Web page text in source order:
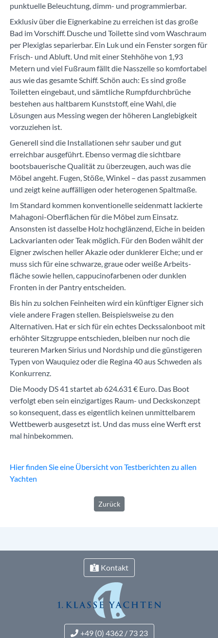
punktuelle Beleuchtung, dimm- und programmierbar.
Exklusiv über die Eignerkabine zu erreichen ist das große
Bad im Vorschiff. Dusche und Toilette sind vom Waschraum
per Plexiglas separierbar. Ein Luk und ein Fenster sorgen für
Frisch- und Abluft. Und mit einer Stehhöhe von 1,93
Metern und viel Fußraum fällt die Nasszelle so komfortabel
aus wie das gesamte Schiff. Schön auch: Es sind große
Toiletten eingebaut, und sämt­liche Rumpfdurchbrüche
bestehen aus haltbarem Kunststoff, eine Wahl, die
Lösungen aus Messing wegen der höheren Langlebigkeit
vorzuziehen ist.
Generell sind die Installationen sehr sauber und gut
erreichbar ausgeführt. Ebenso vermag die sichtbare
bootsbauerische Qualität zu überzeugen, auch was die
Möbel angeht. Fugen, Stöße, Winkel – das passt zusammen
und zeigt keine auffälligen oder heterogenen Spaltmaße.
Im Standard kommen konventionelle seidenmatt lackierte
Mahagoni-Oberflächen für die Möbel zum Einsatz.
Ansonsten ist dasselbe Holz hochglänzend, Eiche in beiden
Lackvarianten oder Teak möglich. Für den Boden wählt der
Eigner zwischen heller Akazie oder dunklerer Eiche; und er
muss sich für eine schwarze, graue oder weiße Arbeits­
fläche sowie hellen, cappucinofarbenen oder dunklen
Fronten in der Pantry entscheiden.
Bis hin zu solchen Feinheiten wird ein künftiger Eigner sich
viele andere Fragen stellen. Beispielsweise zu den
Alternativen. Hat er sich für ein echtes Deckssalonboot mit
erhöhter Sitzgruppe entschieden, bleiben nur noch die
teureren Marken Sirius und Nord­ship und die günstigeren
Typen von Wauquiez oder die Regina 40 aus Schweden als
Konkurrenz.
Die Moody DS 41 startet ab 624.631 € Euro. Das Boot
verfolgt eben sein einzigartiges Raum- und Deckskonzept
so kon­sequent, dass es eigentlich keinen unmittelbarem
Wettbewerb ausgesetzt ist. Und das muss eine Werft erst
mal hinbekommen.
Hier finden Sie eine Übersicht von Testberichten zu allen
Yachten
Zurück
Kontakt
+49 (0) 4362 / 73 23